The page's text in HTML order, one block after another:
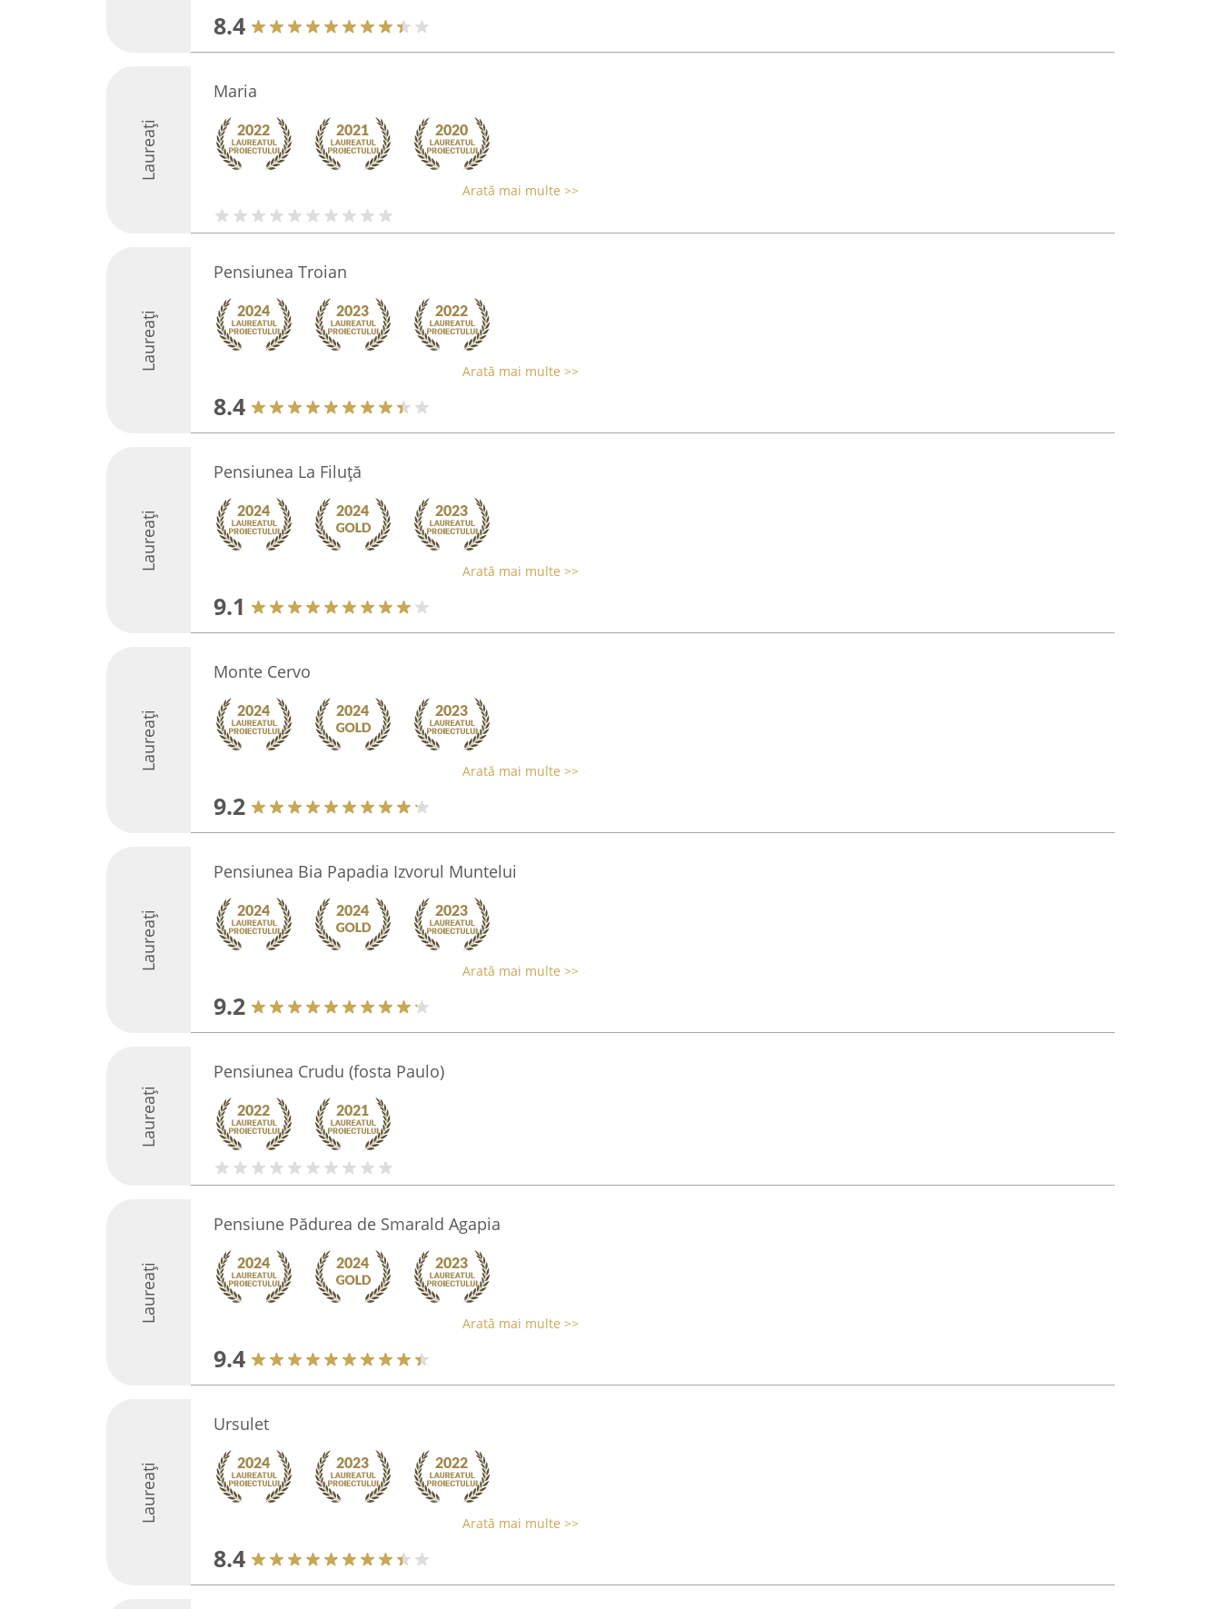
8.4
Laureați
Maria
Arată mai multe >>
Laureați
Pensiunea Troian
Arată mai multe >>
8.4
Laureați
Pensiunea La Filuță
Arată mai multe >>
9.1
Laureați
Monte Cervo
Arată mai multe >>
9.2
Laureați
Pensiunea Bia Papadia Izvorul Muntelui
Arată mai multe >>
9.2
Laureați
Pensiunea Crudu (fosta Paulo)
Laureați
Pensiune Pădurea de Smarald Agapia
Arată mai multe >>
9.4
Laureați
Ursulet
Arată mai multe >>
8.4